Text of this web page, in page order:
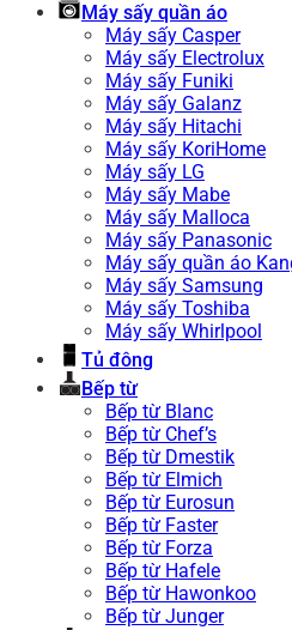
Máy sấy quần áo
Máy sấy Casper
Máy sấy Electrolux
Máy sấy Funiki
Máy sấy Galanz
Máy sấy Hitachi
Máy sấy KoriHome
Máy sấy LG
Máy sấy Mabe
Máy sấy Malloca
Máy sấy Panasonic
Máy sấy quần áo
Máy sấy Samsung
Máy sấy Toshiba
Máy sấy Whirlpool
Tủ đông
Bếp từ
Bếp từ Blanc
Bếp từ Chef’s
Bếp từ Dmestik
Bếp từ Elmich
Bếp từ Eurosun
Bếp từ Faster
Bếp từ Forza
Bếp từ Hafele
Bếp từ Hawonkoo
Bếp từ Junger